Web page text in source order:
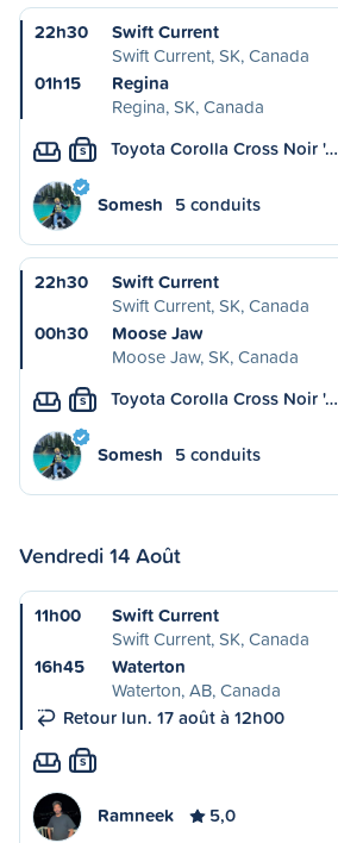
22h30
Swift Current
Swift Current, SK, Canada
01h15
Regina
Regina, SK, Canada
S Toyota Corolla Cross Noir '…
Somesh 5 conduits
22h30
Swift Current
Swift Current, SK, Canada
00h30
Moose Jaw
Moose Jaw, SK, Canada
S Toyota Corolla Cross Noir '…
Somesh 5 conduits
Vendredi 14 Août
11h00
Swift Current
Swift Current, SK, Canada
16h45
Waterton
Waterton, AB, Canada
Retour lun. 17 août à 12h00
S
Ramneek 5,0